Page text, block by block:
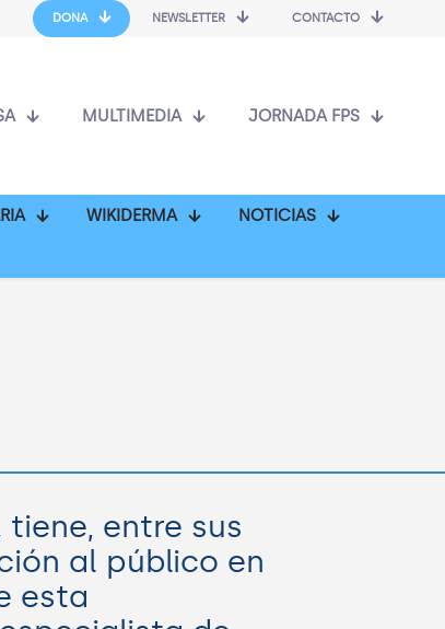
DONA NEWSLETTER CONTACTO
MULTIMEDIA JORNADA FPS
WIKIDERMA NOTICIAS
tiene, entre sus
al público en
esta